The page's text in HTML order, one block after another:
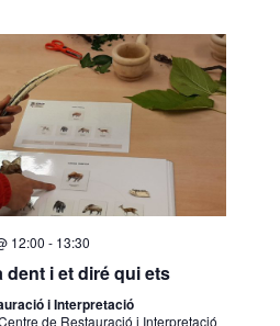
12:00 - 13:30
dent i et diré qui ets
i Interpretació
de Restauració i Interpretació